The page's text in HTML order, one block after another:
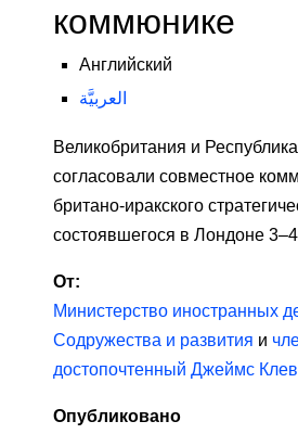
коммюнике
Английский
العربيَّة
Великобритания и
согласовали совместное
британо-иракского
состоявшегося в Лондоне
От:
Министерство иностранных
Содружества и развития и
достопочтенный Джеймс
Опубликовано